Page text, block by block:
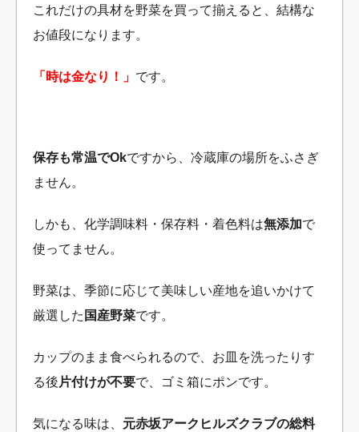
これだけの具材を野菜を買って揃えると、結構な
お値段になります。
「時は金なり！」 です。
保存も常温でOkですから、冷蔵庫の場所をふさぎ
ません。
しかも、化学調味料・保存料・着色料は無添加で
使ってません。
野菜は、季節に応じて美味しい産地を追いかけて
厳選した 国産野菜です。
カップのまま食べられるので、お皿を洗ったりす
る後 片付けが不要で、ゴミ箱にポンです。
気になる味は、 元赤坂アークヒルズクラブの総料